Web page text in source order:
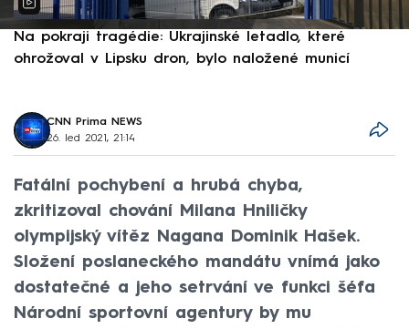
Na pokraji tragédie: Ukrajinské letadlo, které
ohrožoval v Lipsku dron, bylo naložené municí
CNN Prima NEWS
26. led 2021, 21:14
Fatální pochybení a hrubá chyba,
zkritizoval chování Milana Hniličky
olympijský vítěz Nagana Dominik Hašek.
Složení poslaneckého mandátu vnímá jako
dostatečné a jeho setrvání ve funkci šéfa
Národní sportovní agentury by mu